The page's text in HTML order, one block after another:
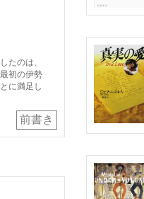
たのは、
初の伊勢
に満足し
前書き